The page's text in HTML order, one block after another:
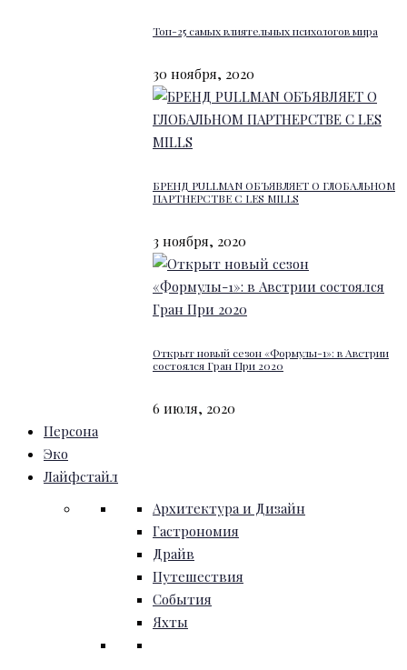
Топ-25 самых влиятельных психологов мира
30 ноября, 2020
БРЕНД PULLMAN ОБЪЯВЛЯЕТ О ГЛОБАЛЬНОМ
ПАРТНЕРСТВЕ С LES MILLS
3 ноября, 2020
Открыт новый сезон «Формулы-1»: в Австрии
состоялся Гран При 2020
6 июля, 2020
Персона
Эко
Лайфстайл
Архитектура и Дизайн
Гастрономия
Драйв
Путешествия
События
Яхты